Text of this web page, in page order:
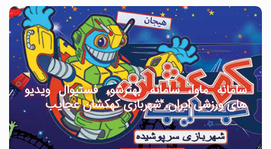
سامانه ماوا، سامانه بهترشو، فستیوال ویدیو
های ورزشی ایران، شهربازی کهکشان عجایب